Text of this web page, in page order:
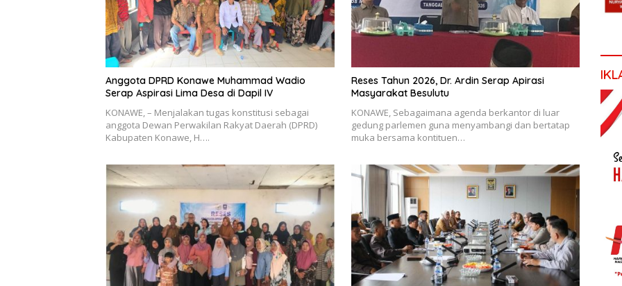
Anggota DPRD Konawe Muhammad Wadio
Serap Aspirasi Lima Desa di Dapil IV
KONAWE, – Menjalakan tugas konstitusi sebagai
anggota Dewan Perwakilan Rakyat Daerah (DPRD)
Kabupaten Konawe, H….
Reses Tahun 2026, Dr. Ardin Serap Apirasi
Masyarakat Besulutu
KONAWE, Sebagaimana agenda berkantor di luar
gedung parlemen guna menyambangi dan bertatap
muka bersama kontituen…